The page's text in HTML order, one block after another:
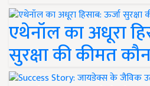
एथेनॉल का अधूरा
सुरक्षा की कीमत